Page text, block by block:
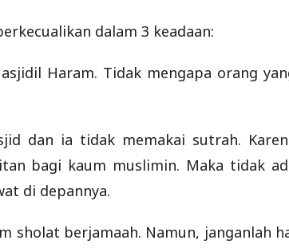
dalam 3 keadaan:
Haram. Tidak mengapa orang
dan ia tidak memakai sutrah.
bagi kaum muslimin. Maka tidak
di depannya.
sholat berjamaah. Namun, janganlah